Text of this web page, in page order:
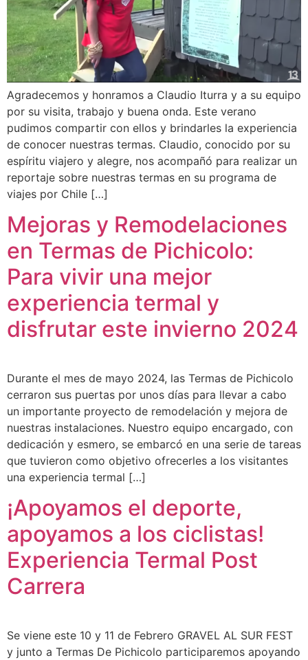
Agradecemos y honramos a Claudio Iturra y a su equipo
por su visita, trabajo y buena onda. Este verano
pudimos compartir con ellos y brindarles la experiencia
de conocer nuestras termas. Claudio, conocido por su
espíritu viajero y alegre, nos acompañó para realizar un
reportaje sobre nuestras termas en su programa de
viajes por Chile […]
Mejoras y Remodelaciones
en Termas de Pichicolo:
Para vivir una mejor
experiencia termal y
disfrutar este invierno 2024
Durante el mes de mayo 2024, las Termas de Pichicolo
cerraron sus puertas por unos días para llevar a cabo
un importante proyecto de remodelación y mejora de
nuestras instalaciones. Nuestro equipo encargado, con
dedicación y esmero, se embarcó en una serie de tareas
que tuvieron como objetivo ofrecerles a los visitantes
una experiencia termal […]
¡Apoyamos el deporte,
apoyamos a los ciclistas!
Experiencia Termal Post
Carrera
Se viene este 10 y 11 de Febrero GRAVEL AL SUR FEST
y junto a Termas De Pichicolo participaremos apoyando